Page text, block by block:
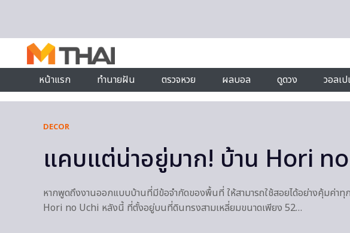
หน้าแรก
ทำนายฝัน ตรวจหวย ผลบอล ดูดวง วอลเ
DECOR
แคบแต่น่าอยู่มาก! บ้าน Hori
หากพูดถึงงานออกแบบบ้านที่มีข้อจำกัดของพื้นที่ ให้สามารถใช้สอยได้อย่างคุ้มค่าทุ
Hori no Uchi หลังนี้ ที่ตั้งอยู่บนที่ดินทรงสามเหลี่ยมขนาดเพียง 52…